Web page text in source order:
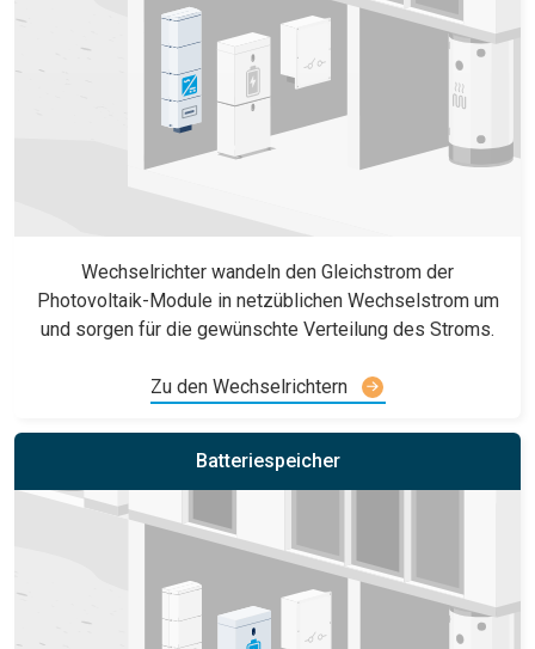
Wechselrichter wandeln den Gleichstrom der
Photovoltaik-Module in netzüblichen Wechselstrom um
und sorgen für die gewünschte Verteilung des Stroms.
Zu den Wechselrichtern
Batteriespeicher